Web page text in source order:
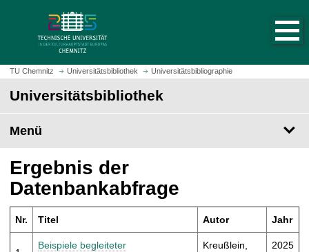
z
m
t
e
i
t
u
f
u
f
TU Chemnitz Universitätsbibliothek Universitätsbibliographie
Universitätsbibliothek
Menü
Ergebnis der
Datenbankabfrage
Nr. Titel Autor Jahr
Beispiele begleiteter
Kreußlein,
2025